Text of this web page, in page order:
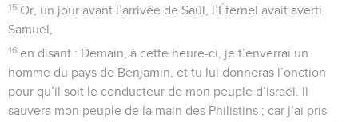
15 Or, un jour avant l’arrivée de Saül, l’Éternel avait averti
Samuel,
16 en disant : Demain, à cette heure-ci, je t’enverrai un
homme du pays de Benjamin, et tu lui donneras l’onction
pour qu’il soit le conducteur de mon peuple d’Israël. Il
sauvera mon peuple de la main des Philistins ; car j’ai pris